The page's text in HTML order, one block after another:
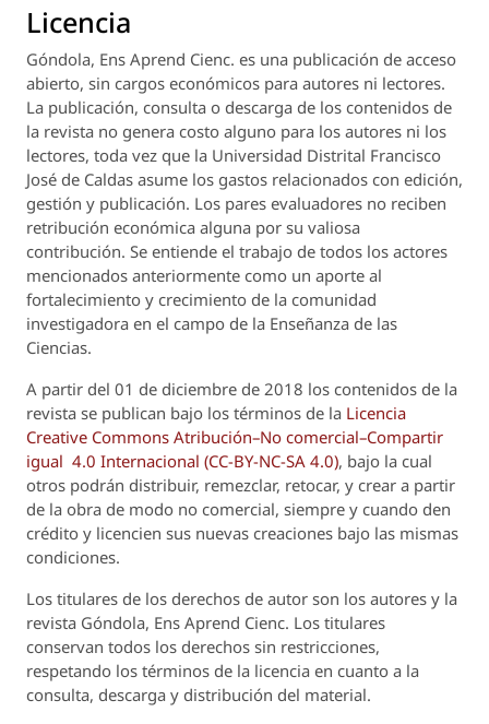
Licencia
Góndola, Ens Aprend Cienc. es una publicación de acceso
abierto, sin cargos económicos para autores ni lectores.
La publicación, consulta o descarga de los contenidos de
la revista no genera costo alguno para los autores ni los
lectores, toda vez que la Universidad Distrital Francisco
José de Caldas asume los gastos relacionados con edición,
gestión y publicación. Los pares evaluadores no reciben
retribución económica alguna por su valiosa
contribución. Se entiende el trabajo de todos los actores
mencionados anteriormente como un aporte al
fortalecimiento y crecimiento de la comunidad
investigadora en el campo de la Enseñanza de las
Ciencias.
A partir del 01 de diciembre de 2018 los contenidos de la
revista se publican bajo los términos de la Licencia
Creative Commons Atribución–No comercial–Compartir
igual 4.0 Internacional (CC-BY-NC-SA 4.0), bajo la cual
otros podrán distribuir, remezclar, retocar, y crear a partir
de la obra de modo no comercial, siempre y cuando den
crédito y licencien sus nuevas creaciones bajo las mismas
condiciones.
Los titulares de los derechos de autor son los autores y la
revista Góndola, Ens Aprend Cienc. Los titulares
conservan todos los derechos sin restricciones,
respetando los términos de la licencia en cuanto a la
consulta, descarga y distribución del material.